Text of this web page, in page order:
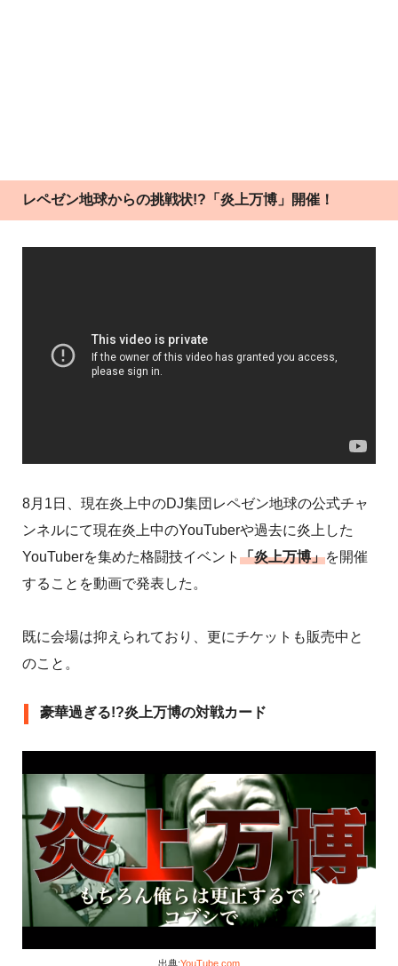
レペゼン地球からの挑戦状!?「炎上万博」開催！
8月1日、現在炎上中のDJ集団レペゼン地球の公式チャ
ンネルにて現在炎上中のYouTuberや過去に炎上した
YouTuberを集めた格闘技イベント 「炎上万博」を開催
することを動画で発表した。
既に会場は抑えられており、更にチケットも販売中と
のこと。
豪華過ぎる!?炎上万博の対戦カード
出典:YouTube.com